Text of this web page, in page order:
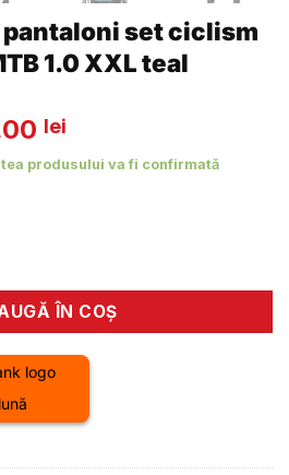
set ciclism
1.0 XXL teal
lei
curent
este:
produsului va fi confirmată
pantaloni set ciclism Leatt Ride
ÎN COȘ